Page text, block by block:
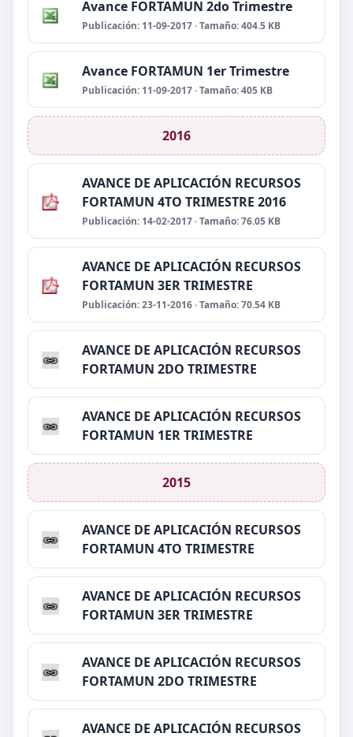
Avance FORTAMUN 2do Trimestre
Publicación: 11-09-2017 · Tamaño: 404.5 KB
Avance FORTAMUN 1er Trimestre
Publicación: 11-09-2017 · Tamaño: 405 KB
2016
AVANCE DE APLICACIÓN RECURSOS
FORTAMUN 4TO TRIMESTRE 2016
Publicación: 14-02-2017 · Tamaño: 76.05 KB
AVANCE DE APLICACIÓN RECURSOS
FORTAMUN 3ER TRIMESTRE
Publicación: 23-11-2016 · Tamaño: 70.54 KB
AVANCE DE APLICACIÓN RECURSOS
FORTAMUN 2DO TRIMESTRE
AVANCE DE APLICACIÓN RECURSOS
FORTAMUN 1ER TRIMESTRE
2015
AVANCE DE APLICACIÓN RECURSOS
FORTAMUN 4TO TRIMESTRE
AVANCE DE APLICACIÓN RECURSOS
FORTAMUN 3ER TRIMESTRE
AVANCE DE APLICACIÓN RECURSOS
FORTAMUN 2DO TRIMESTRE
AVANCE DE APLICACIÓN RECURSOS